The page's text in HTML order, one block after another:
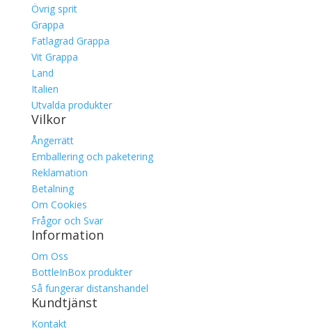
Övrig sprit
Grappa
Fatlagrad Grappa
Vit Grappa
Land
Italien
Utvalda produkter
Vilkor
Ångerrätt
Emballering och paketering
Reklamation
Betalning
Om Cookies
Frågor och Svar
Information
Om Oss
BottleInBox produkter
Så fungerar distanshandel
Kundtjänst
Kontakt